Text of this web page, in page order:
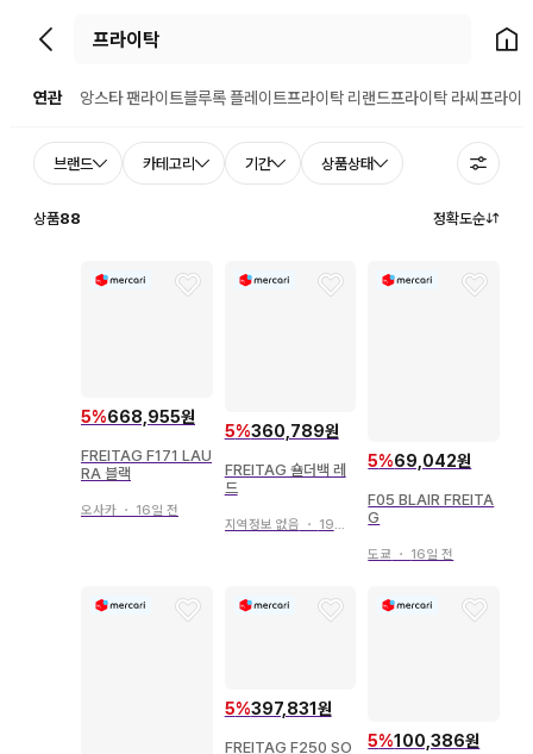
뒤로가기 홈으
연관 앙스타 팬라이트블루록 플레이트프라이탁 리랜드프라이탁 라씨 프라이
브랜드 카테고리 기간 상품상태
상품88 정확도순
5%668,955원
FREITAG F171 LAU
RA 블랙
오사카 ・ 16일 전
5%360,789원
FREITAG 숄더백 레
드
지역정보 없음 ・ 19일 전
5%69,042원
F05 BLAIR FREITA
G
도쿄 ・ 16일 전
5%397,831원
FREITAG F250 SO
5%100,386원